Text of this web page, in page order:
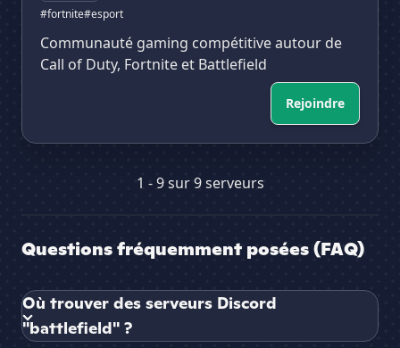
#fortnite#esport
Communauté gaming compétitive autour de
Call of Duty, Fortnite et Battlefield
Rejoindre
1 - 9 sur 9 serveurs
Questions fréquemment posées (FAQ)
Où trouver des serveurs Discord
"battlefield" ?